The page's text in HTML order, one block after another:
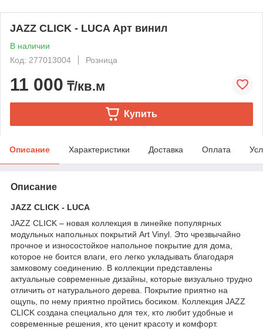
JAZZ CLICK - LUCA Арт винил
В наличии
Код: 277013004
Розница
11 000 ₸/кв.м
Купить
Описание Характеристики Доставка Оплата
Описание
JAZZ CLICK - LUCA
JAZZ CLICK – новая коллекция в линейке популярных
модульных напольных покрытий Art Vinyl. Это чрезвычайно
прочное и износостойкое напольное покрытие для дома,
которое не боится влаги, его легко укладывать благодаря
замковому соединению. В коллекции представлены
актуальные современные дизайны, которые визуально трудно
отличить от натурального дерева. Покрытие приятно на
ощупь, по нему приятно пройтись босиком. Коллекция JAZZ
CLICK создана специально для тех, кто любит удобные и
современные решения, кто ценит красоту и комфорт.